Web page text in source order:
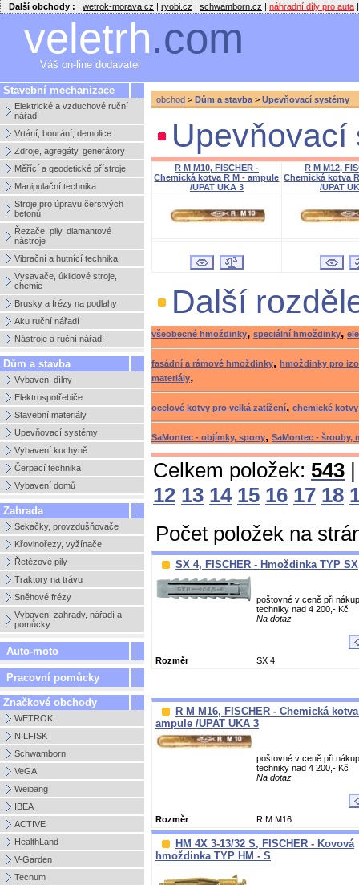
Další obchody : | wetrok-morava.cz | ryobi.cz | schwamborn.cz | náhradní díly pro auta |
veletrh.com
Váš on-line dodavatel
Stavební mechanizace
Elektrické a vzduchové ruční
nářadí
Vrtání, bourání, demolice
Zdroje, agregáty, generátory
Měřící a geodetické přístroje
Manipulační technika
Stroje pro úpravu čerstvých
betonů
Řezače, pily, diamantové
nástroje
Vibrační a hutnící technika
Vysavače, úklidové stroje,
chemie
Brusky a frézy na podlahy
Aku ruční nářadí
Nástroje a ruční nářadí
Dům a stavba
Vybavení dílny
Elektrospotřebiče
Stavební materiály
Upevňovací systémy
Vybavení kuchyně
Čerpací technika
Vybavení domů
Zahrada
Sekačky, provzdušňovače
Křovinořezy, vyžínače
Řetězové pily
Traktory na trávu
Sněhové frézy
Vybavení zahrady, nářadí a
pomůcky
Auto-moto
Pracovní pomůcky
Značkové obchody
WETROK
NILFISK
Schwamborn
VeGA
Weibang
IBEA
ACTIVE
HealthLand
V-Garden
Tecnum
obchod > Dům a stavba > Upevňovací systémy
Upevňovací
R M M10, FISCHER -
Chemická kotva R M - ampule
/UPAT UKA 3
R M M12,
Chemická kotva
/UPAT
Další
všeobecné hmoždinky, speciální hmoždinky,
fasádní a rámové hmoždinky, hmoždinky pro
materiály,
ocelové kotvy pro velká zatížení, chemické kotvy
SaMontec - objímky, spony, SaMontec - šrouby,
Celkem položek: 543
12 13 14 15 16 17 18
Počet položek na
SX 4, FISCHER - Hmoždinka TYP SX
poštovné v ceně při
techniky nad 4 200,- Kč
Na dotaz
Rozměr SX 4
R M M16, FISCHER - Chemická
ampule /UPAT UKA 3
poštovné v ceně při
techniky nad 4 200,- Kč
Na dotaz
Rozměr R M M16
HM 4X 3-13/32 S, FISCHER - Kovová
hmoždinka TYP HM - S